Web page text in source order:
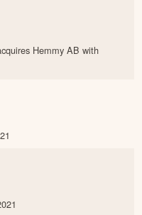
Hemmy AB with